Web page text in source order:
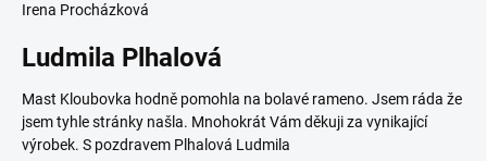
Irena Procházková
Ludmila Plhalová
Mast Kloubovka hodně pomohla na bolavé rameno. Jsem ráda že
jsem tyhle stránky našla. Mnohokrát Vám děkuji za vynikající
výrobek. S pozdravem Plhalová Ludmila